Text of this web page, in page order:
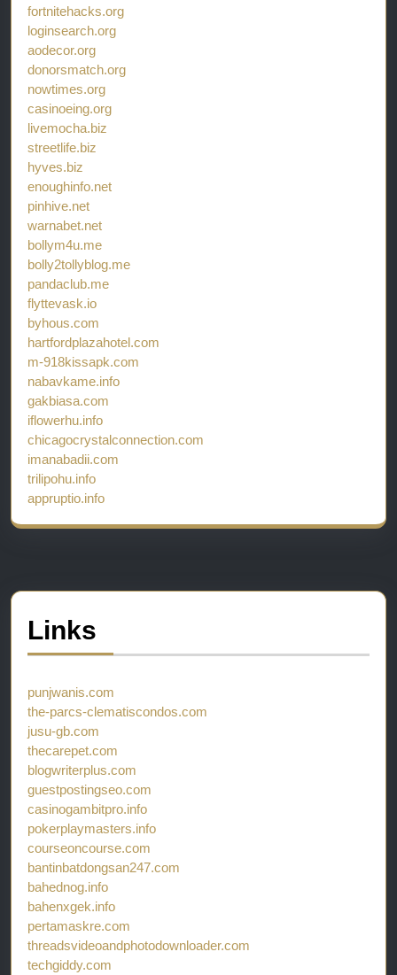
fortnitehacks.org
loginsearch.org
aodecor.org
donorsmatch.org
nowtimes.org
casinoeing.org
livemocha.biz
streetlife.biz
hyves.biz
enoughinfo.net
pinhive.net
warnabet.net
bollym4u.me
bolly2tollyblog.me
pandaclub.me
flyttevask.io
byhous.com
hartfordplazahotel.com
m-918kissapk.com
nabavkame.info
gakbiasa.com
iflowerhu.info
chicagocrystalconnection.com
imanabadii.com
trilipohu.info
appruptio.info
Links
punjwanis.com
the-parcs-clematiscondos.com
jusu-gb.com
thecarepet.com
blogwriterplus.com
guestpostingseo.com
casinogambitpro.info
pokerplaymasters.info
courseoncourse.com
bantinbatdongsan247.com
bahednog.info
bahenxgek.info
pertamaskre.com
threadsvideoandphotodownloader.com
techgiddy.com